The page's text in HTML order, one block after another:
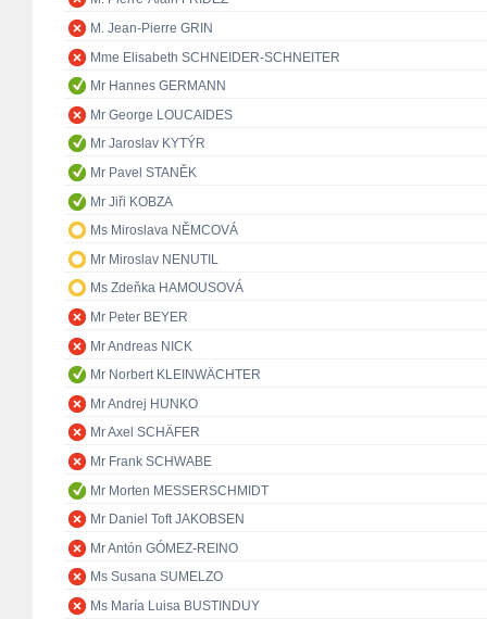
M. Jean-Pierre GRIN
Mme Elisabeth SCHNEIDER-SCHNEITER
Mr Hannes GERMANN
Mr George LOUCAIDES
Mr Jaroslav KYTÝR
Mr Pavel STANĚK
Mr Jiři KOBZA
Ms Miroslava NĚMCOVÁ
Mr Miroslav NENUTIL
Ms Zdeňka HAMOUSOVÁ
Mr Peter BEYER
Mr Andreas NICK
Mr Norbert KLEINWÄCHTER
Mr Andrej HUNKO
Mr Axel SCHÄFER
Mr Frank SCHWABE
Mr Morten MESSERSCHMIDT
Mr Daniel Toft JAKOBSEN
Mr Antón GÓMEZ-REINO
Ms Susana SUMELZO
Ms María Luisa BUSTINDUY